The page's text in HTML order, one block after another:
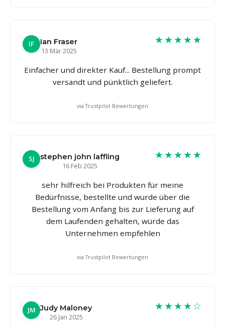
IF
Ian Fraser
13 Mär 2025
★★★★★
Einfacher und direkter Kauf... Bestellung prompt
versandt und pünktlich geliefert.
via Trustpilot Bewertungen
SJ
stephen john laffling
16 Feb 2025
★★★★★
sehr hilfreich bei Produkten für meine
Bedürfnisse, bestellte und wurde über die
Bestellung vom Anfang bis zur Lieferung auf
dem Laufenden gehalten, würde das
Unternehmen empfehlen
via Trustpilot Bewertungen
JM Judy Maloney
26 Jan 2025
★★★★☆